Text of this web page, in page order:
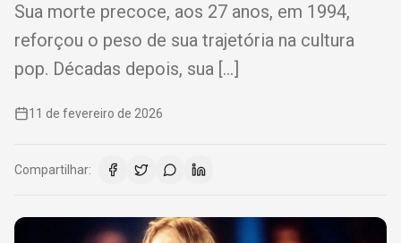
Sua morte precoce, aos 27 anos, em 1994,
reforçou o peso de sua trajetória na cultura
pop. Décadas depois, sua […]
11 de fevereiro de 2026
Compartilhar: